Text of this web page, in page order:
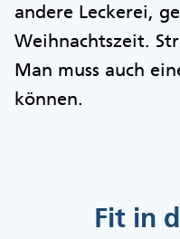
andere Leckerei,
Weihnachtszeit.
Man muss auch
können.
Fit in